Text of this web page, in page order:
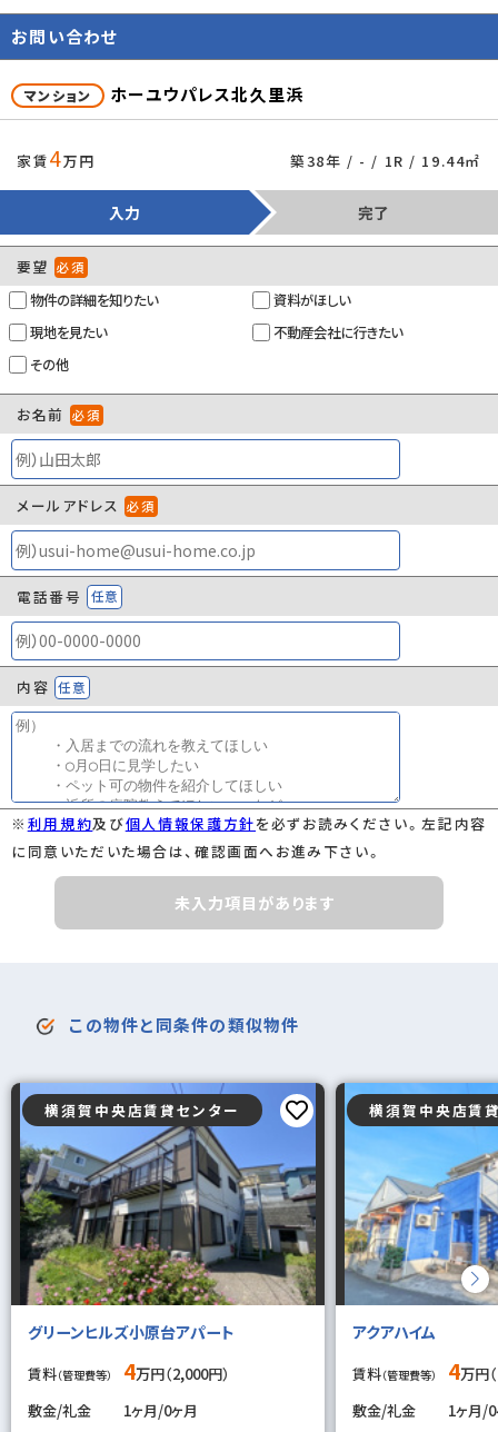
特優賃
賃貸区分
一般
取引態様
専任媒介
管理コード
2026年08月03日
取引条件の有効
期限
2026年08月10日
お問い合わせ
マンション ホーユウパレス北久里浜
家賃4万円 築38年 / - / 1R / 19.44㎡
入力 完了
要望 必須
物件の詳細を知りたい
資料がほしい
現地を見たい
不動産会社に行きたい
その他
お名前 必須
メールアドレス 必須
電話番号 任意
内容 任意
※ 利用規約及び個人情報保護方針を必ずお読みください。左記内容
に同意いただいた場合は、確認画面へお進み下さい。
未入力項目があります
この物件と同条件の類似物件
横須賀中央店賃貸センター
グリーンヒルズ小原台アパート
賃料（管理費等） 4万円（2,000円）
敷金/礼金
1ヶ月/0ヶ月
横須賀中央店賃
アクアハイム
賃料（管理費等） 4万円（
敷金/礼金
1ヶ月/